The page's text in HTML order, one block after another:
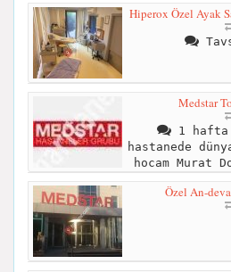
Hiperox Özel Ayak
Medstar
1 hafta
hastanede
hocam Murat
Özel An-